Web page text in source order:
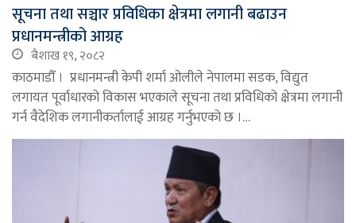
सूचना तथा सञ्चार प्रविधिका क्षेत्रमा लगानी बढाउन
प्रधानमन्त्रीको आग्रह
बैशाख १९, २०८२
काठमाडौँ । प्रधानमन्त्री केपी शर्मा ओलीले नेपालमा सडक, विद्युत
लगायत पूर्वाधारको विकास भएकाले सूचना तथा प्रविधिको क्षेत्रमा लगानी
गर्न वैदेशिक लगानीकर्तालाई आग्रह गर्नुभएको छ ।…